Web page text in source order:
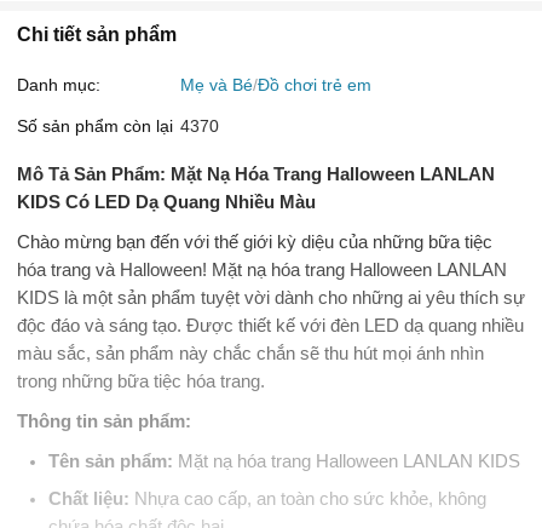
Chi tiết sản phẩm
Danh mục: Mẹ và Bé Đồ chơi trẻ em
Số sản phẩm còn lại 4370
Mô Tả Sản Phẩm: Mặt Nạ Hóa Trang Halloween LANLAN
KIDS Có LED Dạ Quang Nhiều Màu
Chào mừng bạn đến với thế giới kỳ diệu của những bữa tiệc
hóa trang và Halloween! Mặt nạ hóa trang Halloween LANLAN
KIDS là một sản phẩm tuyệt vời dành cho những ai yêu thích sự
độc đáo và sáng tạo. Được thiết kế với đèn LED dạ quang nhiều
màu sắc, sản phẩm này chắc chắn sẽ thu hút mọi ánh nhìn
trong những bữa tiệc hóa trang.
Thông tin sản phẩm:
Tên sản phẩm: Mặt nạ hóa trang Halloween LANLAN KIDS
Chất liệu: Nhựa cao cấp, an toàn cho sức khỏe, không